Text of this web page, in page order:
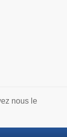
nous le